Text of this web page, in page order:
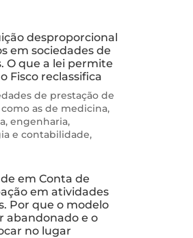
desproporcional
em sociedades de
O que a lei permite
Fisco reclassifica
de prestação de
como as de medicina,
engenharia,
e contabilidade,
em Conta de
em atividades
Por que o modelo
abandonado e o
no lugar